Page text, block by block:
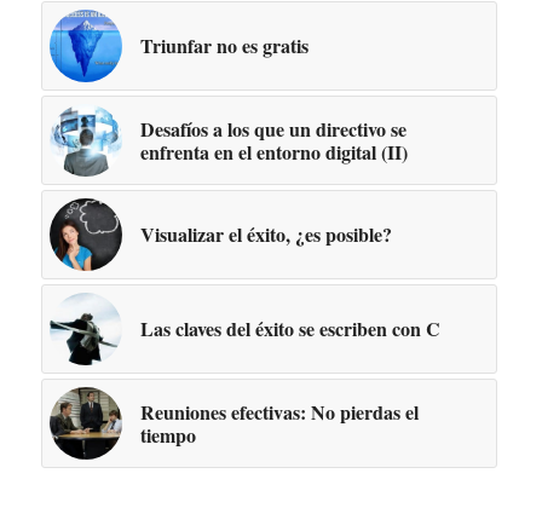
Triunfar no es gratis
Desafíos a los que un directivo se
enfrenta en el entorno digital (II)
Visualizar el éxito, ¿es posible?
Las claves del éxito se escriben con C
Reuniones efectivas: No pierdas el
tiempo